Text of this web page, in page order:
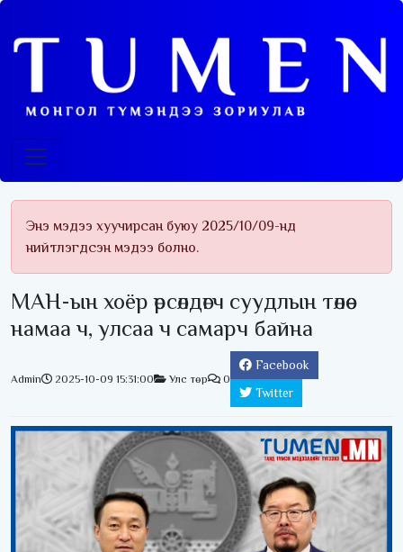
Энэ мэдээ хуучирсан буюу 2025/10/09-нд
нийтлэгдсэн мэдээ болно.
МАН-ын хоёр өрсөлдөгч суудлын төлөө
намаа ч, улсаа ч самарч байна
Admin 2025-10-09 15:31:00 Улс төр 0
Facebook
Twitter